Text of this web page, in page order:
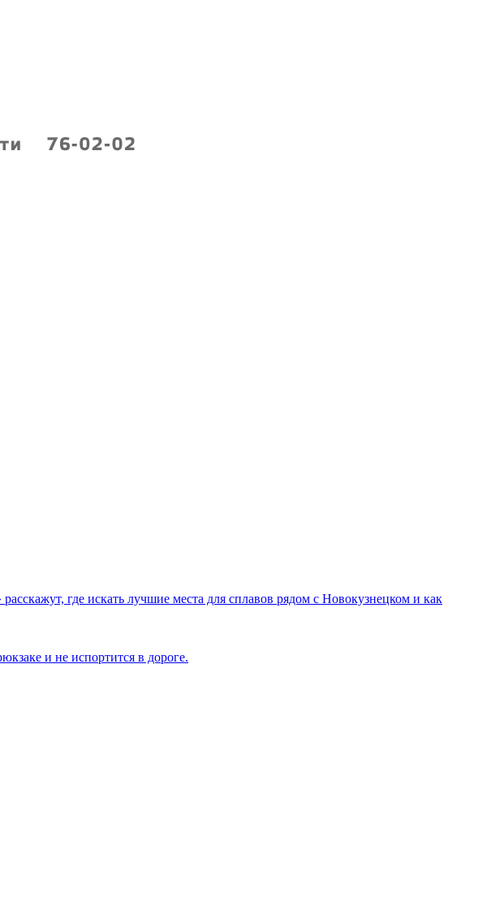
где искать лучшие места для сплавов рядом с Новокузнецком и как
и не испортится в дороге.